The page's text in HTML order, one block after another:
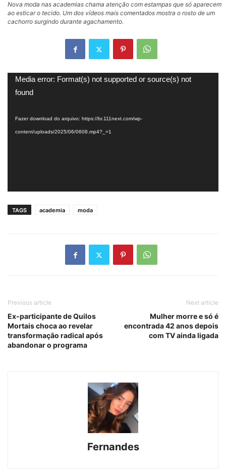
Nova moda nas academias chama atenção com estampas que só aparecem
ao esticar o tecido. Um dos vídeos mais comentados mostra o rosto de um
cachorro surgindo durante agachamento.
Tocador
de
Media error: Format(s) not supported or source(s) not
found
Fazer download do arquivo: https://br.111next.com/wp-
content/uploads/2025/06/0608.mp4?_=1
TAGS academia moda
Previous article
Ex-participante de Quilos
Mortais choca ao revelar
transformação radical após
abandonar o programa
Next article
Mulher morre e só é
encontrada 42 anos depois
com TV ainda ligada
Fernandes